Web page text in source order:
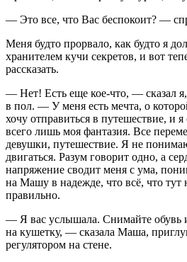
— Это все, что Вас беспокоит? —
Меня будто прорвало, как будто я
хранителем кучи секретов, и вот
рассказать.
— Нет! Есть еще кое-что, — сказал
в пол. — У меня есть мечта, о
хочу отправиться в путешествие, и
всего лишь моя фантазия. Все
девушки, путешествие. Я не
двигаться. Разум говорит одно, а
напряжение сводит меня с ума,
на Машу в надежде, что всё, что тут
правильно.
— Я вас услышала. Снимайте обувь
на кушетку, — сказала Маша,
регулятором на стене.